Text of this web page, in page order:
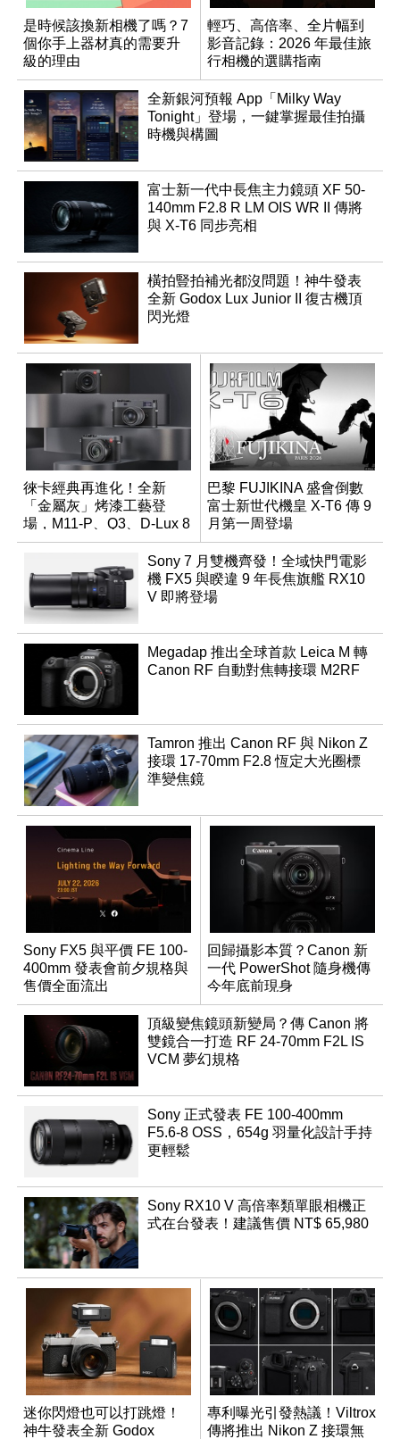
是時候該換新相機了嗎？7
個你手上器材真的需要升
級的理由
輕巧、高倍率、全片幅到
影音記錄：2026 年最佳旅
行相機的選購指南
全新銀河預報 App「Milky Way
Tonight」登場，一鍵掌握最佳拍攝
時機與構圖
富士新一代中長焦主力鏡頭 XF 50-
140mm F2.8 R LM OIS WR II 傳將
與 X-T6 同步亮相
橫拍豎拍補光都沒問題！神牛發表
全新 Godox Lux Junior II 復古機頂
閃光燈
徠卡經典再進化！全新
「金屬灰」烤漆工藝登
場，M11-P、Q3、D-Lux 8
領銜換裝
巴黎 FUJIKINA 盛會倒數
富士新世代機皇 X-T6 傳 9
月第一周登場
Sony 7 月雙機齊發！全域快門電影
機 FX5 與睽違 9 年長焦旗艦 RX10
V 即將登場
Megadap 推出全球首款 Leica M 轉
Canon RF 自動對焦轉接環 M2RF
Tamron 推出 Canon RF 與 Nikon Z
接環 17-70mm F2.8 恆定大光圈標
準變焦鏡
Sony FX5 與平價 FE 100-
400mm 發表會前夕規格與
售價全面流出
回歸攝影本質？Canon 新
一代 PowerShot 隨身機傳
今年底前現身
頂級變焦鏡頭新變局？傳 Canon 將
雙鏡合一打造 RF 24-70mm F2L IS
VCM 夢幻規格
Sony 正式發表 FE 100-400mm
F5.6-8 OSS，654g 羽量化設計手持
更輕鬆
Sony RX10 V 高倍率類單眼相機正
式在台發表！建議售價 NT$ 65,980
迷你閃燈也可以打跳燈！
神牛發表全新 Godox
專利曝光引發熱議！Viltrox
傳將推出 Nikon Z 接環無